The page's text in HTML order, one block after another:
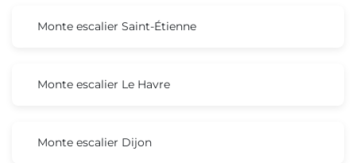
Monte escalier Saint-Étienne
Monte escalier Le Havre
Monte escalier Dijon